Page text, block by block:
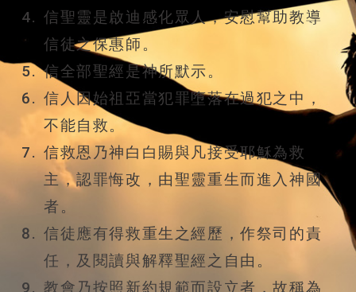
信聖靈是啟迪感化眾人，安慰幫助教導
信徒之保惠師。
信全部聖經是神所默示。
信人因始祖亞當犯罪墮落在過犯之中，
不能自救。
信救恩乃神白白賜與凡接受耶穌為救
主，認罪悔改，由聖靈重生而進入神國
者。
信徒應有得救重生之經歷，作祭司的責
任，及閱讀與解釋聖經之自由。
教會乃按照新約規範而設立者，故稱為